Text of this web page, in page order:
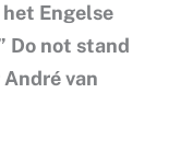
Engelse
Do not stand
van